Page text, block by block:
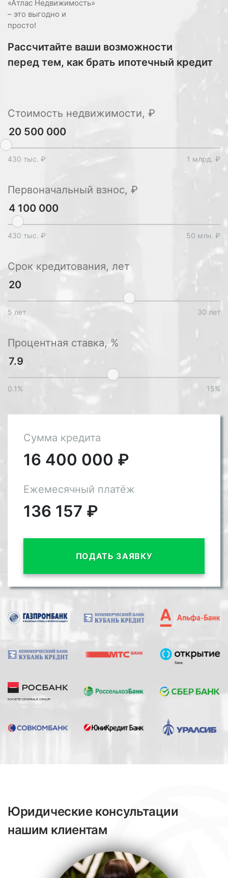
«Атлас Недвижимость»
– это выгодно и
просто!
Рассчитайте ваши возможности
перед тем, как брать ипотечный кредит
Стоимость недвижимости, ₽
430 тыс. ₽ 1 млрд. ₽
Первоначальный взнос, ₽
430 тыс. ₽ 50 млн. ₽
Срок кредитования, лет
5 лет 30 лет
Процентная ставка, %
0.1% 15%
Сумма кредита
16 400 000 ₽
Ежемесячный платёж
136 157 ₽
ПОДАТЬ ЗАЯВКУ
Юридические консультации
нашим клиентам